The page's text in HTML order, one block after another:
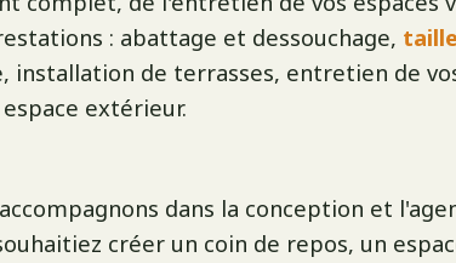
: abattage et dessouchage,
de terrasses, entretien de
extérieur.
dans la conception et
créer un coin de repos, un